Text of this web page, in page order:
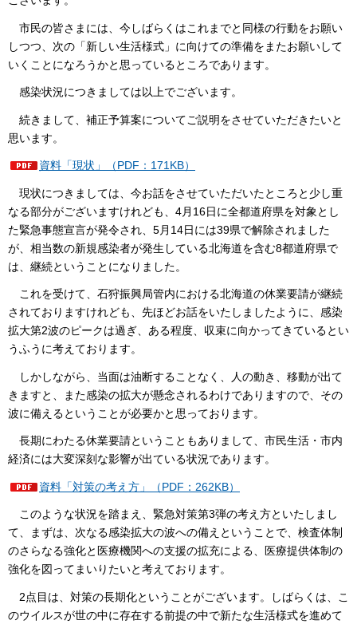
市民の皆さまには、今しばらくはこれまでと同様の行動をお願い
しつつ、次の「新しい生活様式」に向けての準備をまたお願いして
いくことになろうかと思っているところであります。
感染状況につきましては以上でございます。
続きまして、補正予算案についてご説明をさせていただきたいと
思います。
資料「現状」（PDF：171KB）
現状につきましては、今お話をさせていただいたところと少し重
なる部分がございますけれども、4月16日に全都道府県を対象とし
た緊急事態宣言が発令され、5月14日には39県で解除されました
が、相当数の新規感染者が発生している北海道を含む8都道府県で
は、継続ということになりました。
これを受けて、石狩振興局管内における北海道の休業要請が継続
されておりますけれども、先ほどお話をいたしましたように、感染
拡大第2波のピークは過ぎ、ある程度、収束に向かってきているとい
うふうに考えております。
しかしながら、当面は油断することなく、人の動き、移動が出て
きますと、また感染の拡大が懸念されるわけでありますので、その
波に備えるということが必要かと思っております。
長期にわたる休業要請ということもありまして、市民生活・市内
経済には大変深刻な影響が出ている状況であります。
資料「対策の考え方」（PDF：262KB）
このような状況を踏まえ、緊急対策第3弾の考え方といたしまし
て、まずは、次なる感染拡大の波への備えということで、検査体制
のさらなる強化と医療機関への支援の拡充による、医療提供体制の
強化を図ってまいりたいと考えております。
2点目は、対策の長期化ということがございます。しばらくは、こ
のウイルスが世の中に存在する前提の中で新たな生活様式を進めて